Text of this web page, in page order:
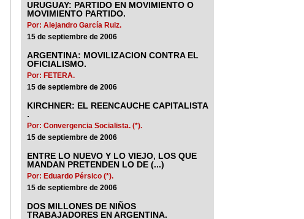
URUGUAY: PARTIDO EN MOVIMIENTO O
MOVIMIENTO PARTIDO.
Por: Alejandro García Ruiz.
15 de septiembre de 2006
ARGENTINA: MOVILIZACION CONTRA EL
OFICIALISMO.
Por: FETERA.
15 de septiembre de 2006
KIRCHNER: EL REENCAUCHE CAPITALISTA
.
Por: Convergencia Socialista. (*).
15 de septiembre de 2006
ENTRE LO NUEVO Y LO VIEJO, LOS QUE
MANDAN PRETENDEN LO DE (...)
Por: Eduardo Pérsico (*).
15 de septiembre de 2006
DOS MILLONES DE NIÑOS
TRABAJADORES EN ARGENTINA.